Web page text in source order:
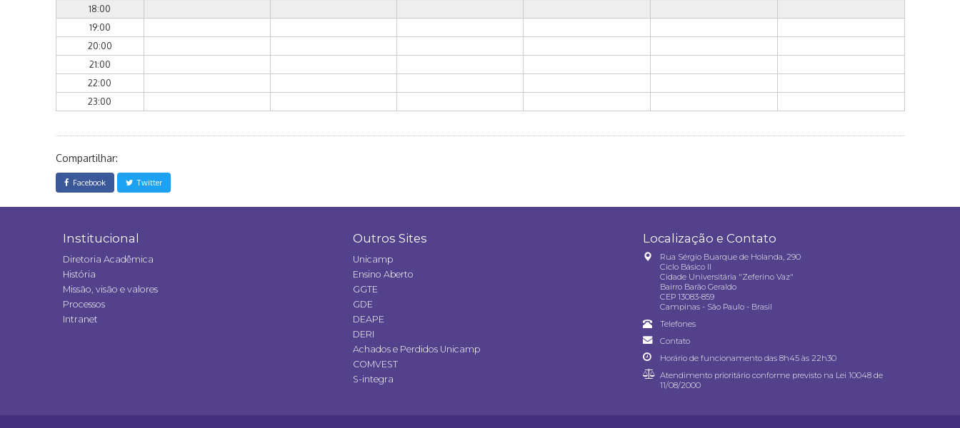
18:00
19:00
20:00
21:00
22:00
23:00
Compartilhar:
Facebook Twitter
Institucional
Diretoria Acadêmica
História
Missão, visão e valores
Processos
Intranet
Outros Sites
Unicamp
Ensino Aberto
GGTE
GDE
DEAPE
DERI
Achados e Perdidos Unicamp
COMVEST
S-integra
Localização e Contato
Rua Sérgio Buarque de Holanda, 290
Ciclo Básico II
Cidade Universitária "Zeferino Vaz"
Bairro Barão Geraldo
CEP 13083-859
Campinas - São Paulo - Brasil
Telefones
Contato
Horário de funcionamento das 8h45 às 22h30
Atendimento prioritário conforme previsto na Lei 10048 de
11/08/2000